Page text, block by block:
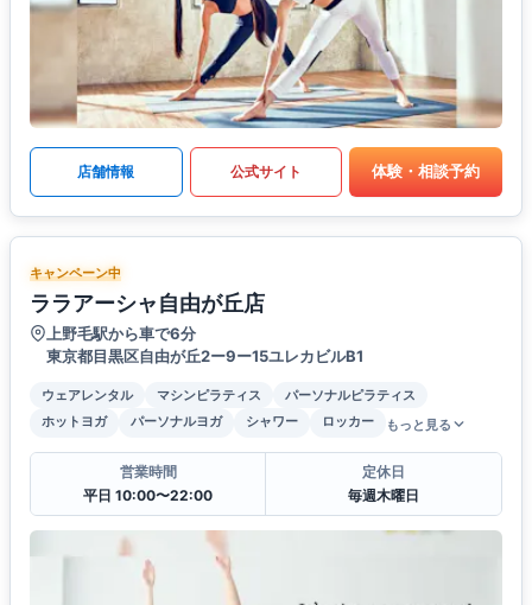
店舗情報 公式サイト 体験・相談予約
キャンペーン中
ララアーシャ自由が丘店
上野毛駅から車で6分
東京都目黒区自由が丘2ー9ー15ユレカビルB1
ウェアレンタル マシンピラティス
パーソナルピラティス
ホットヨガ
パーソナルヨガ シャワー ロッカー もっと見る
営業時間
平日 10:00〜22:00
定休日
毎週木曜日